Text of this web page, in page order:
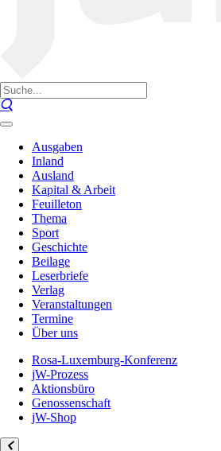
Ausgaben
Inland
Ausland
Kapital & Arbeit
Feuilleton
Thema
Sport
Geschichte
Beilage
Leserbriefe
Verlag
Veranstaltungen
Termine
Über uns
Rosa-Luxemburg-Konferenz
jW-Prozess
Aktionsbüro
Genossenschaft
jW-Shop